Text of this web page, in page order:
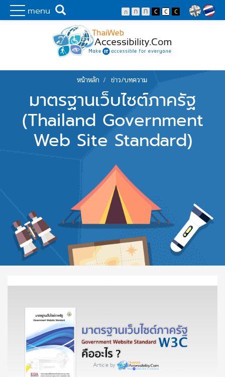
menu
Skip to main content
พัฒนาเว็บไซต์ที่ทุกคนเข้าถึงได้ที่แรก
Search
You are here
หน้าหลัก ข่าว/บทความ
มาตรฐานเว็บไซต์ภาครัฐ
(Thailand Government
Web Site Standard)